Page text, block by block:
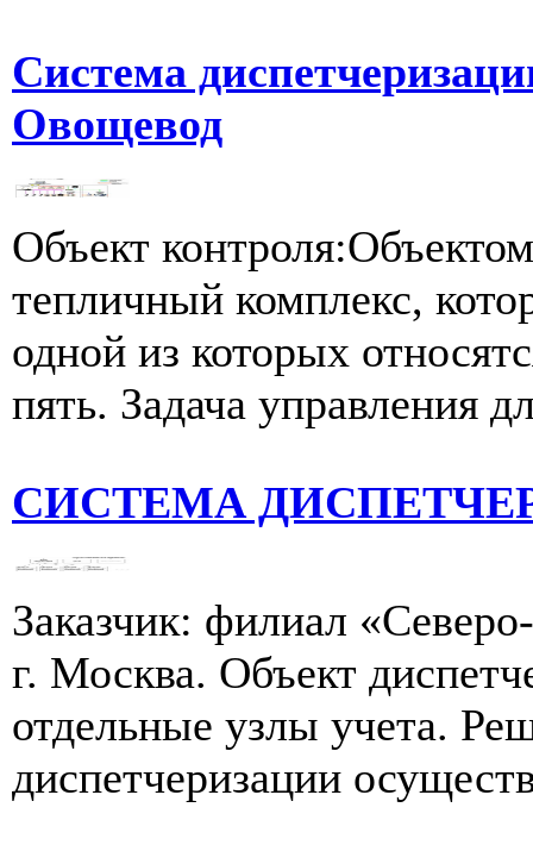
Система
Овощевод
Объект
тепличный комплекс,
одной из которых
пять. Задача управления
СИСТЕМА
Заказчик: филиал
г. Москва. Объект
отдельные узлы учета.
диспетчеризации